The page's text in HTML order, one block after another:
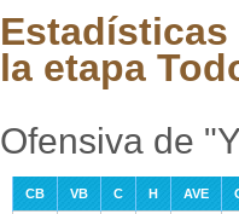
Estadísticas
la etapa
Ofensiva de
CB VB C H AVE